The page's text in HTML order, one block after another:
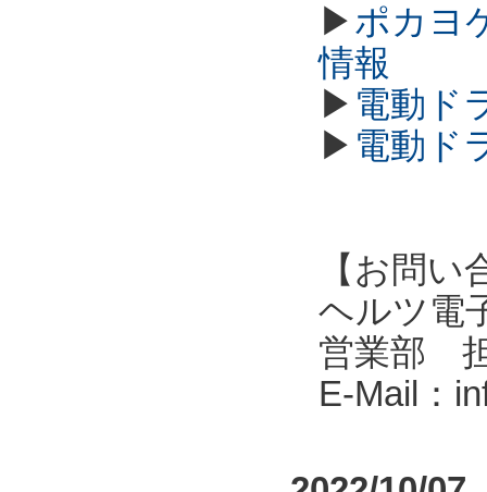
▶ポカヨ
情報
▶ 電動ド
▶ 電動ド
【お問い
ヘルツ電
営業部
E-Mail：